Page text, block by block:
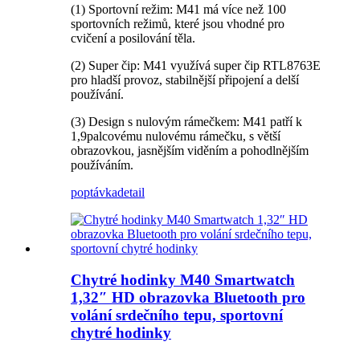
(1) Sportovní režim: M41 má více než 100
sportovních režimů, které jsou vhodné pro
cvičení a posilování těla.
(2) Super čip: M41 využívá super čip RTL8763E
pro hladší provoz, stabilnější připojení a delší
používání.
(3) Design s nulovým rámečkem: M41 patří k
1,9palcovému nulovému rámečku, s větší
obrazovkou, jasnějším viděním a pohodlnějším
používáním.
poptávkadetail
Chytré hodinky M40 Smartwatch
1,32″ HD obrazovka Bluetooth pro
volání srdečního tepu, sportovní
chytré hodinky